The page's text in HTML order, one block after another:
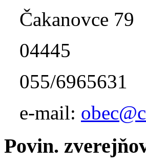
Čakanovce 79
04445
055/6965631
e-mail:
Povin.